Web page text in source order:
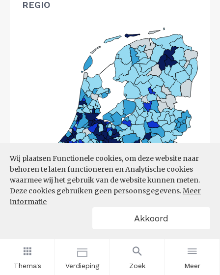
Thema's Verdieping Zoek Meer
Wij plaatsen Functionele cookies, om deze website naar
behoren te laten functioneren en Analytische cookies
waarmee wij het gebruik van de website kunnen meten.
Deze cookies gebruiken geen persoonsgegevens.Meer
informatie
Akkoord
REGIO
Bron:CBS (17-03-2026)